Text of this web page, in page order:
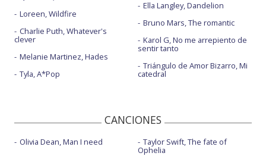
Loreen, Wildfire
Charlie Puth, Whatever's
clever
Melanie Martinez, Hades
Tyla, A*Pop
Ella Langley, Dandelion
Bruno Mars, The romantic
Karol G, No me arrepiento de
sentir tanto
Triángulo de Amor Bizarro, Mi
catedral
CANCIONES
Olivia Dean, Man I need Taylor Swift, The fate of
Ophelia